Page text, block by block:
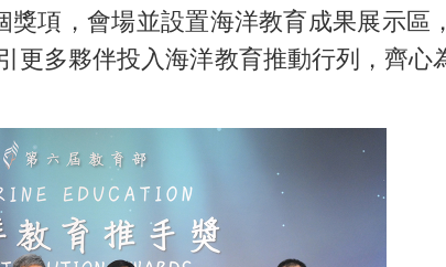
項，會場並設置海洋教育成果展示區
多夥伴投入海洋教育推動行列，齊心